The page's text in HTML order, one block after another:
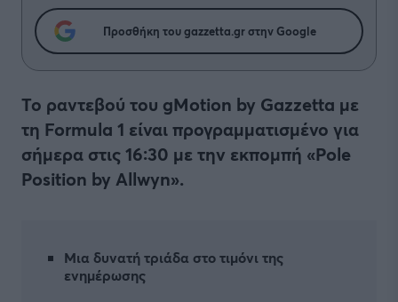
Προσθήκη του gazzetta.gr στην Google
Το ραντεβού του gMotion by Gazzetta με
τη Formula 1 είναι προγραμματισμένο για
σήμερα στις 16:30 με την εκπομπή «Pole
Position by Allwyn».
Μια δυνατή τριάδα στο τιμόνι της
ενημέρωσης